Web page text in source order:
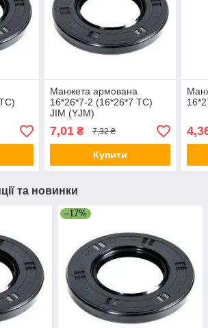
Манжета армована
16*26*7-2 (16*26*7 TC)
JIM (YJM)
7,01₴ 7,32 ₴
Купити
та новинки
–17%